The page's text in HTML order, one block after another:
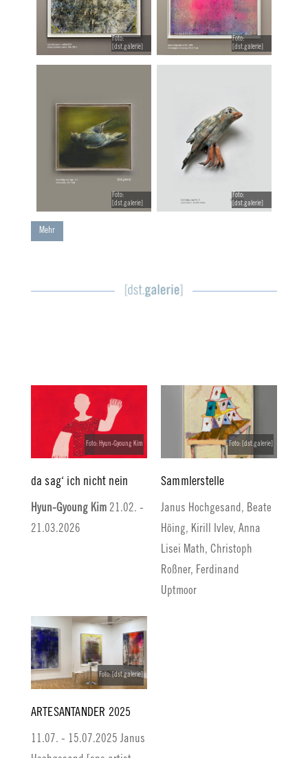
Foto:
[dst.galerie]
Foto:
[dst.galerie]
Foto:
[dst.galerie]
Foto:
[dst.galerie]
Mehr
Foto: Hyun-Gyoung Kim
da sag‘ ich nicht nein
Hyun-Gyoung Kim21.02. -
21.03.2026
Foto: [dst.galerie]
Sammlerstelle
Janus Hochgesand, Beate
Höing, Kirill Ivlev, Anna
Lisei Math, Christoph
Roßner, Ferdinand
Uptmoor
Foto: [dst.galerie]
ARTESANTANDER 2025
11.07. - 15.07.2025 Janus